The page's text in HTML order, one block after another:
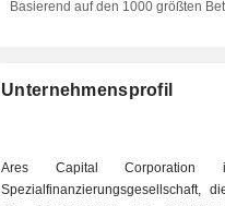
Belgien
Basierend auf den 1000 größten
Unternehmensprofil
Ares Capital Corporation
Spezialfinanzierungsgesellschaft,